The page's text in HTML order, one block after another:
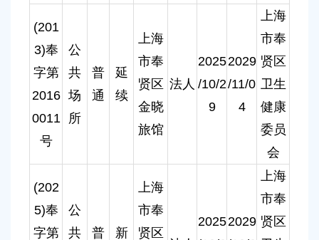
(201
3)奉
字第
2016
0011
号
公
共
场
所
普
通
延
续
上海
市奉
贤区
金晓
旅馆
法人
2025
/10/2
9
2029
/11/0
4
上海
市奉
贤区
卫生
健康
委员
会
(202
5)奉
字第
公
共
普
新
上海
市奉
贤区
20252029
上海
市奉
贤区